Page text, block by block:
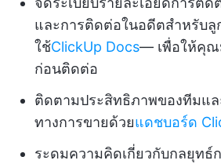
และการติดต่อในอดีตสำหรับลู
ใช้ClickUp Docs— เพื่อให้คุณ
ก่อนติดต่อ
ติดตามประสิทธิภาพของทีมแล
ทางการขายด้วยแดชบอร์ด
ระดมความคิดเกี่ยวกับกลยุทธ์